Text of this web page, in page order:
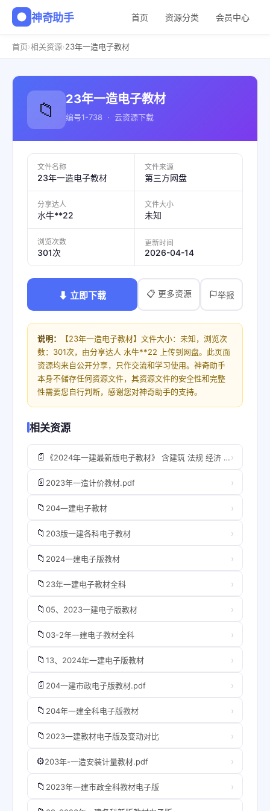
神奇助手 首页 资源分类 会员中心
首页›相关资源›23年一造电子教材
📁 23年一造电子教材
编号1-738 · 云资源下载
文件名称
23年一造电子教材
文件来源
第三方网盘
分享达人
水牛**22
文件大小
未知
浏览次数
301次
更新时间
2026-04-14
⬇ 立即下载 📋 更多资源 举报
说明：
【23年一造电子教材】文件大小：未知，浏览次
数：301次，由分享达人 水牛**22 上传到网盘。此页面
资源均来自公开分享，只作交流和学习使用。神奇助手
本身不储存任何资源文件，其资源文件的安全性和完整
性需要您自行判断，感谢您对神奇助手的支持。
相关资源
📄 《2024年一建最新版电子教材》 含建筑 法规 经济 机电 管理等[pdf] ​​​›
📄 2023年一造计价教材.pdf ›
📁 204一建电子教材 ›
📁 203版一建各科电子教材 ›
📁 2024一建电子版教材 ›
📁 23年一建电子教材全科 ›
📁 05、2023一建电子版教材 ›
📁 03-2年一建电子教材全科 ›
📁 13、2024年一建电子版教材 ›
📄 204一建市政电子版教材.pdf ›
📁 204年一建全科电子版教材 ›
📁 2023一建教材电子版及变动对比 ›
⚙️203年-一造安装计量教材.pdf ›
📁 2023年一建市政全科教材电子版 ›